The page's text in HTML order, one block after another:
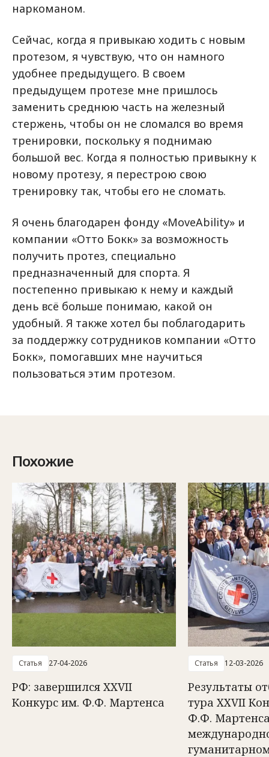
наркоманом.
Сейчас, когда я привыкаю ходить с новым
протезом, я чувствую, что он намного
удобнее предыдущего. В своем
предыдущем протезе мне пришлось
заменить среднюю часть на железный
стержень, чтобы он не сломался во время
тренировки, поскольку я поднимаю
большой вес. Когда я полностью привыкну к
новому протезу, я перестрою свою
тренировку так, чтобы его не сломать.
Я очень благодарен фонду «MoveAbility» и
компании «Отто Бокк» за возможность
получить протез, специально
предназначенный для спорта. Я
постепенно привыкаю к нему и каждый
день всё больше понимаю, какой он
удобный. Я также хотел бы поблагодарить
за поддержку сотрудников компании «Отто
Бокк», помогавших мне научиться
пользоваться этим протезом.
Похожие
Статья 27-04-2026
РФ: завершился XXVII
Конкурс им. Ф.Ф. Мартенса
Статья 12-03-2026
Результаты
тура ХХVII
Ф.Ф.